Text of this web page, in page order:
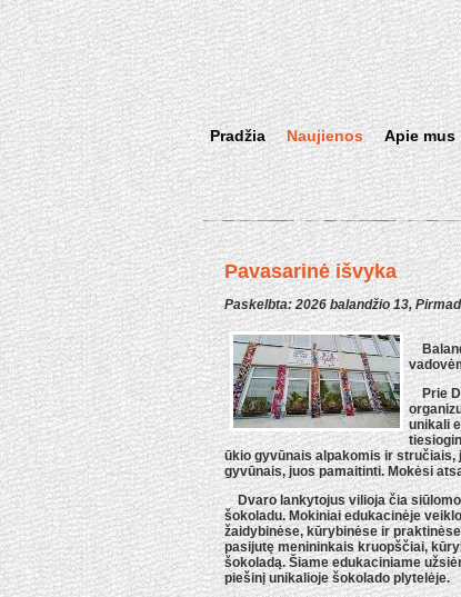
Pradžia Naujienos Apie mus
Pavasarinė išvyka
Paskelbta: 2026 balandžio 13,
Prie
unikali
ūkio gyvūnais alpakomis ir stručiais,
gyvūnais, juos pamaitinti. Mokėsi
Dvaro lankytojus vilioja čia
šokoladu. Mokiniai edukacinėje
žaidybinėse, kūrybinėse ir
pasijutę menininkais kruopščiai,
šokoladą. Šiame edukaciniame
piešinį unikalioje šokolado plytelėje.